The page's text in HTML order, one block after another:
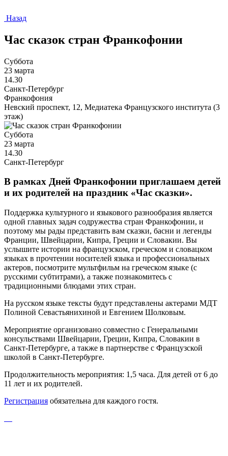
Назад
Час сказок стран Франкофонии
Суббота
23 марта
14.30
Санкт-Петербург
Франкофония
Невский проспект, 12, Медиатека Французского института (3
этаж)
Суббота
23 марта
14.30
Санкт-Петербург
В рамках Дней Франкофонии приглашаем детей
и их родителей на праздник «Час сказки».
Поддержка культурного и языкового разнообразия является
одной главных задач содружества стран Франкофонии, и
поэтому мы рады представить вам сказки, басни и легенды
Франции, Швейцарии, Кипра, Греции и Словакии. Вы
услышите истории на французском, греческом и словацком
языках в прочтении носителей языка и профессиональных
актеров, посмотрите мультфильм на греческом языке (с
русскими субтитрами), а также познакомитесь с
традиционными блюдами этих стран.
На русском языке тексты будут представлены актерами МДТ
Полиной Севастьянихиной и Евгением Шолковым.
Мероприятие организовано совместно с Генеральными
консульствами Швейцарии, Греции, Кипра, Словакии в
Санкт-Петербурге, а также в партнерстве с Французской
школой в Санкт-Петербурге.
Продолжительность мероприятия: 1,5 часа. Для детей от 6 до
11 лет и их родителей.
Регистрация обязательна для каждого гостя.